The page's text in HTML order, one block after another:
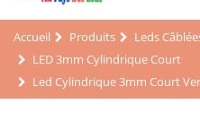
Accueil Produits
Leds
LED 3mm Cylindrique Court
Led Cylindrique 3mm Court